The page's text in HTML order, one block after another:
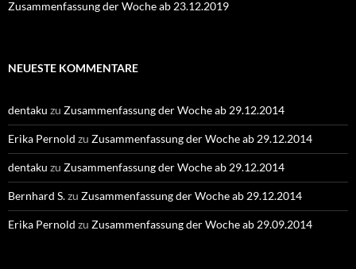
Zusammenfassung der Woche ab 23.12.2019
NEUESTE KOMMENTARE
dentaku zu Zusammenfassung der Woche ab 29.12.2014
Erika Pernold zu Zusammenfassung der Woche ab 29.12.2014
dentaku zu Zusammenfassung der Woche ab 29.12.2014
Bernhard S.zu Zusammenfassung der Woche ab 29.12.2014
Erika Pernold zu Zusammenfassung der Woche ab 29.09.2014